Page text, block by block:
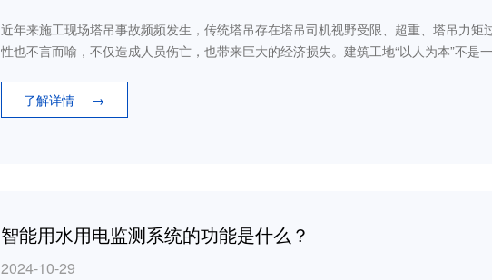
近年来施工现场塔吊事故频频发生，传统塔吊存在塔吊司机视野受限、超重、塔吊力矩
性也不言而喻，不仅造成人员伤亡，也带来巨大的经济损失。建筑工地“以人为本”不是
了解详情
→
智能用水用电监测系统的功能是什么？
2024-10-29